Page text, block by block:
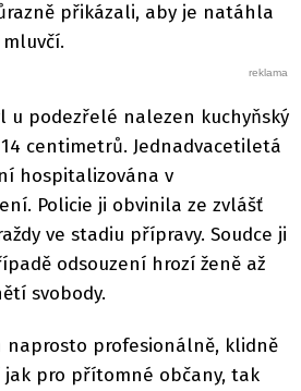
přikázali, aby je natáhla
u podezřelé nalezen kuchyňský
centimetrů. Jednadvacetiletá
hospitalizována v
Policie ji obvinila ze zvlášť
ve stadiu přípravy. Soudce ji
odsouzení hrozí ženě až
svobody.
naprosto profesionálně, klidně
jak pro přítomné občany, tak